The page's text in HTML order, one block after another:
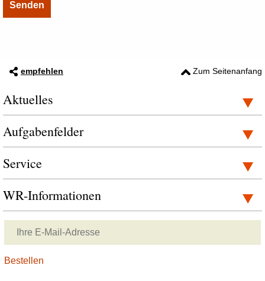
empfehlen Zum Seitenanfang
Aktuelles
Aufgabenfelder
Service
WR-Informationen